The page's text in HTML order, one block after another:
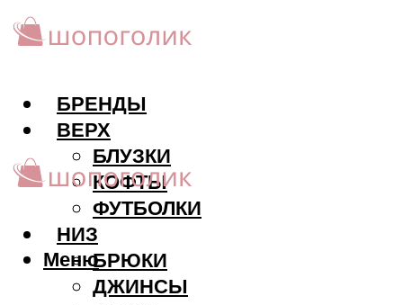
БРЕНДЫ
ВЕРХ
БЛУЗКИ
КОФТЫ
ФУТБОЛКИ
НИЗ
БРЮКИ
ДЖИНСЫ
Меню